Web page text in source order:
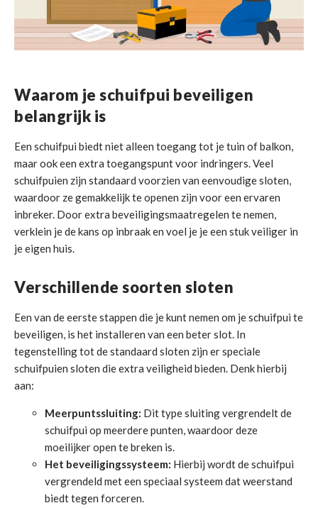
Waarom je schuifpui beveiligen
belangrijk is
Een schuifpui biedt niet alleen toegang tot je tuin of balkon,
maar ook een extra toegangspunt voor indringers. Veel
schuifpuien zijn standaard voorzien van eenvoudige sloten,
waardoor ze gemakkelijk te openen zijn voor een ervaren
inbreker. Door extra beveiligingsmaatregelen te nemen,
verklein je de kans op inbraak en voel je je een stuk veiliger in
je eigen huis.
Verschillende soorten sloten
Een van de eerste stappen die je kunt nemen om je schuifpui te
beveiligen, is het installeren van een beter slot. In
tegenstelling tot de standaard sloten zijn er speciale
schuifpuien sloten die extra veiligheid bieden. Denk hierbij
aan:
Meerpuntssluiting: Dit type sluiting vergrendelt de
schuifpui op meerdere punten, waardoor deze
moeilijker open te breken is.
Het beveiligingssysteem: Hierbij wordt de schuifpui
vergrendeld met een speciaal systeem dat weerstand
biedt tegen forceren.